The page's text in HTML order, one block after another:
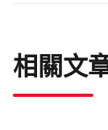
相關文